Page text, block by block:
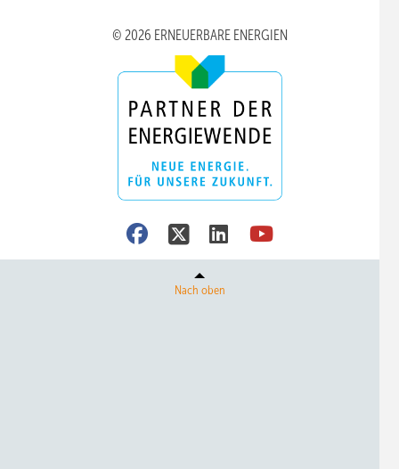
© 2026 ERNEUERBARE ENERGIEN
Nach oben